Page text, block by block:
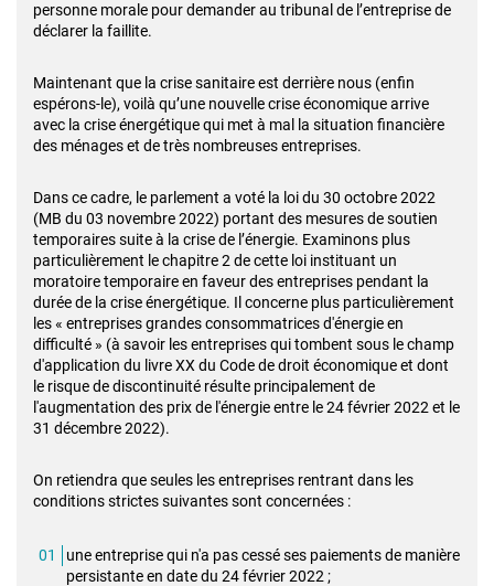
personne morale pour demander au tribunal de l’entreprise de
déclarer la faillite.
Maintenant que la crise sanitaire est derrière nous (enfin
espérons-le), voilà qu’une nouvelle crise économique arrive
avec la crise énergétique qui met à mal la situation financière
des ménages et de très nombreuses entreprises.
Dans ce cadre, le parlement a voté la loi du 30 octobre 2022
(MB du 03 novembre 2022) portant des mesures de soutien
temporaires suite à la crise de l’énergie. Examinons plus
particulièrement le chapitre 2 de cette loi instituant un
moratoire temporaire en faveur des entreprises pendant la
durée de la crise énergétique. Il concerne plus particulièrement
les « entreprises grandes consommatrices d'énergie en
difficulté » (à savoir les entreprises qui tombent sous le champ
d'application du livre XX du Code de droit économique et dont
le risque de discontinuité résulte principalement de
l'augmentation des prix de l'énergie entre le 24 février 2022 et le
31 décembre 2022).
On retiendra que seules les entreprises rentrant dans les
conditions strictes suivantes sont concernées :
une entreprise qui n'a pas cessé ses paiements de manière
persistante en date du 24 février 2022 ;